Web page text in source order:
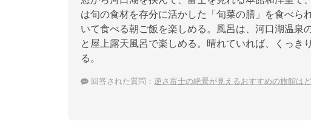
は旬の食材を存分に活かした「旬菜の膳」を食べら
いて食べる朝ご飯を楽しめる。風呂は、河口湖温
と屋上露天風呂で楽しめる。晴れていれば、くっ
る。
回答された質問： 逆さ富士の絶景が見えるおすすめの旅館は